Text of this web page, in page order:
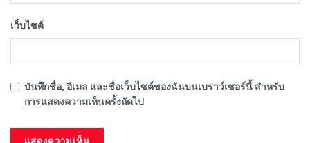
เว็บไซต์
บันทึกชื่อ, อีเมล และชื่อเว็บไซต์ของฉันบนเบราว์เซอร์นี้ สำหรับ
การแสดงความเห็นครั้งถัดไป